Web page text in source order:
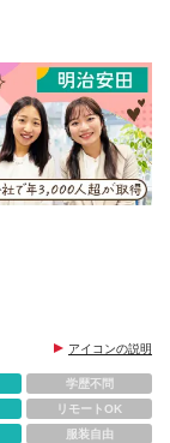
アイコンの説明
学歴不問
リモートOK
服装自由